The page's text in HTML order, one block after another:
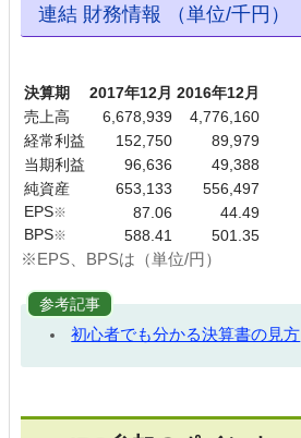
連結 財務情報 （単位/千円）
決算期 2017年12月 2016年12月
売上高
6,678,939
4,776,160
経常利益
152,750
89,979
当期利益
96,636
49,388
純資産
653,133
556,497
EPS※ 87.06
44.49
BPS※ 588.41 501.35
※EPS、BPSは（単位/円）
参考記事
初心者でも分かる決算書の見方